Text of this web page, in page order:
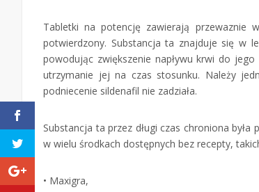
Tabletki na potencję zawierają przewaznie
potwierdzony. Substancja ta znajduje się w
powodując zwiększenie napływu krwi do
utrzymanie jej na czas stosunku. Należy
podniecenie sildenafil nie zadziała.
Substancja ta przez długi czas chroniona
w wielu środkach dostępnych bez recepty,
• Maxigra,